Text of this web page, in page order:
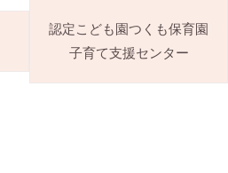
認定こども園つくも保育園
子育て支援センター